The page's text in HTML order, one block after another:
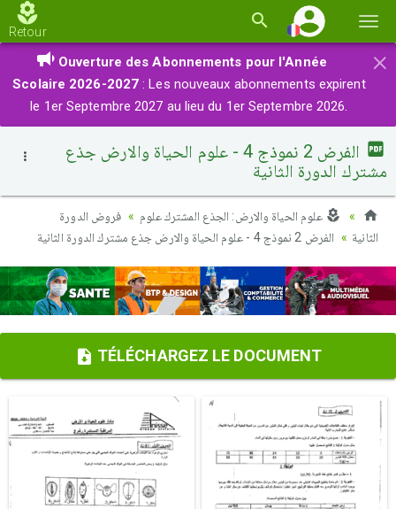
la
Retour
×
Ouverture des Abonnements pour l'Année
Scolaire 2026-2027 : Les nouveaux abonnements expirent
le 1er Septembre 2027 au lieu du 1er Septembre 2026.
الفرض 2 نموذج 4 - علوم الحياة والارض جذع
مشترك الدورة الثانية
علوم الحياة والارض: الجذع المشترك علوم
فروض الدورة
الثانية
الفرض 2 نموذج 4 - علوم الحياة والارض جذع مشترك الدورة الثانية
TÉLÉCHARGEZ LE DOCUMENT